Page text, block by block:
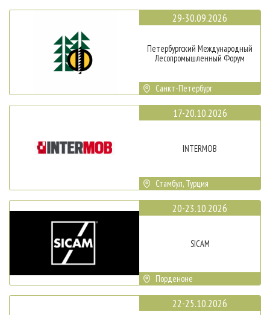
29-30.09.2026
Петербургский Международный
Лесопромышленный Форум
Санкт-Петербург
17-20.10.2026
INTERMOB
Стамбул, Турция
20-23.10.2026
SICAM
Порденоне
22-25.10.2026